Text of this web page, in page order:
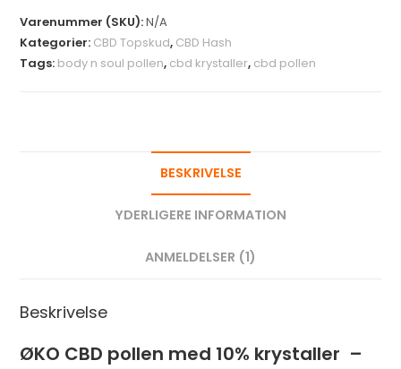
Varenummer (SKU):N/A
Kategorier: CBD Topskud, CBD Hash
Tags: body n soul pollen, cbd krystaller, cbd pollen
BESKRIVELSE
YDERLIGERE INFORMATION
ANMELDELSER (1)
Beskrivelse
ØKO CBD pollen med 10% krystaller –